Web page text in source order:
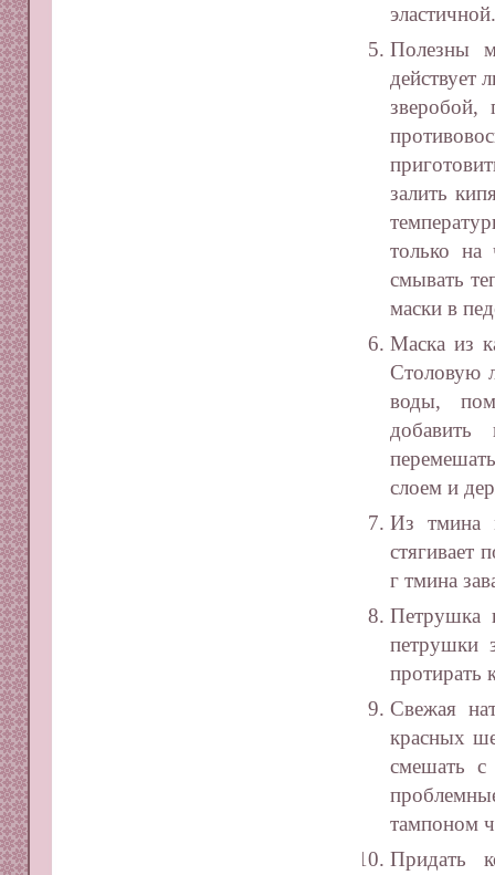
эластичной.
Полезны
залить
только
смывать
маски в
Маска из
Столовую
воды,
слоем и
Из тмина
стягивает
г тмина
Петрушка
петрушки
протирать
Свежая
красных
смешать
тампоном
Придать